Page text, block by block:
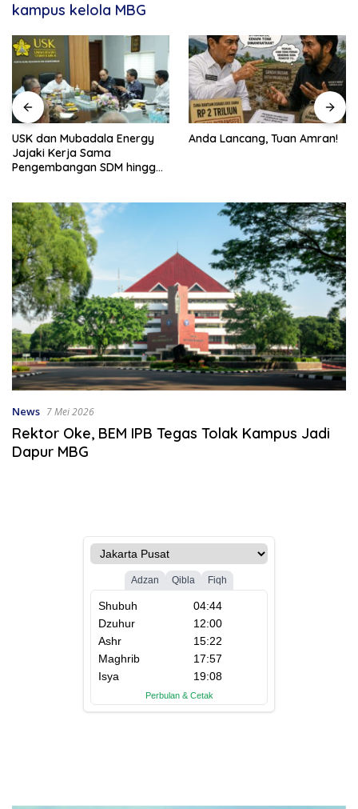
kampus kelola MBG
USK dan Mubadala Energy
Jajaki Kerja Sama
Pengembangan SDM hingga
Anda Lancang, Tuan Amran!
News 7 Mei 2026
Rektor Oke, BEM IPB Tegas Tolak Kampus Jadi
Dapur MBG